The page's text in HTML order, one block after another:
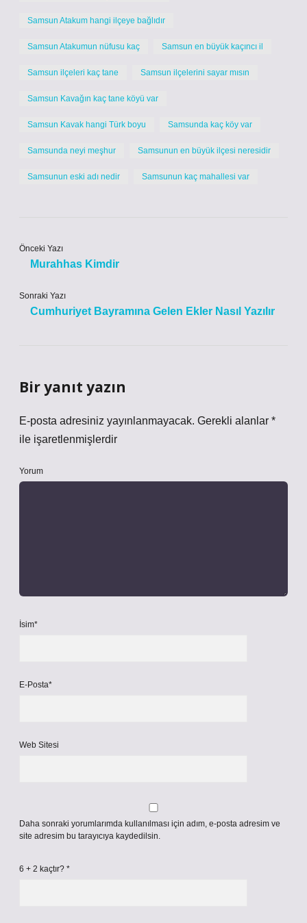
Samsun Atakum hangi ilçeye bağlıdır
Samsun Atakumun nüfusu kaç Samsun en büyük kaçıncı il
Samsun ilçeleri kaç tane Samsun ilçelerini sayar mısın
Samsun Kavağın kaç tane köyü var
Samsun Kavak hangi Türk boyu Samsunda kaç köy var
Samsunda neyi meşhur Samsunun en büyük ilçesi neresidir
Samsunun eski adı nedir Samsunun kaç mahallesi var
Önceki Yazı
Murahhas Kimdir
Sonraki Yazı
Cumhuriyet Bayramına Gelen Ekler Nasıl Yazılır
Bir yanıt yazın
E-posta adresiniz yayınlanmayacak. Gerekli alanlar *
ile işaretlenmişlerdir
Yorum
İsim*
E-Posta*
Web Sitesi
Daha sonraki yorumlarımda kullanılması için adım, e-posta adresim ve
site adresim bu tarayıcıya kaydedilsin.
6 + 2 kaçtır? *